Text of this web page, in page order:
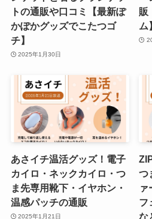
トの通販や口コミ【最新ぽ
かぽかグッズでこたつゴ
チ】
2025年1月30日
販
ム
あさイチ温活グッズ！電子
カイロ・ネックカイロ・つ
ま先専用靴下・イヤホン・
温感パッチの通販
2025年1月21日
つ
ァ
フ
な